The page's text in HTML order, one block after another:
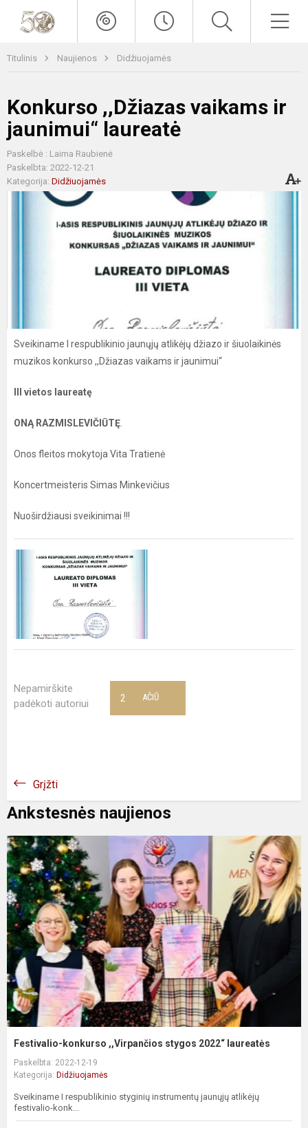
Titulinis Naujienos Didžiuojamės
Konkurso ,,Džiazas vaikams ir
jaunimui“ laureatė
Paskelbė : Laima Raubienė
Paskelbta: 2022-12-21
Kategorija: Didžiuojamės
Sveikiname I respublikinio jaunųjų atlikėjų džiazo ir šiuolaikinės
muzikos konkurso ,,Džiazas vaikams ir jaunimui“
III vietos laureatę
ONĄ RAZMISLEVIČIŪTĘ
Onos fleitos mokytoja Vita Tratienė
Koncertmeisteris Simas Minkevičius
Nuoširdžiausi sveikinimai !!!
Nepamirškite
padėkoti autoriui
AČIŪ
2
Grįžti
Ankstesnės naujienos
Festivalio-konkurso ,,Virpančios stygos 2022“ laureatės
Paskelbta: 2022-12-19
Kategorija: Didžiuojamės
Sveikiname I respublikinio styginių instrumentų jaunųjų atlikėjų
festivalio-konk...